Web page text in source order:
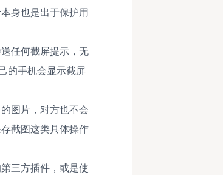
身也是出于保护用
任何截屏提示，无
的手机会显示截屏
图片，对方也不会
截图这类具体操作
三方插件，或是使